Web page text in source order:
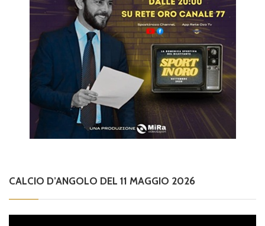
CALCIO D’ANGOLO DEL 11 MAGGIO 2026